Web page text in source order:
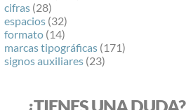
cifras (28)
espacios (32)
formato (14)
marcas tipográficas (171)
signos auxiliares (23)
¿TIENES UNA DUDA?